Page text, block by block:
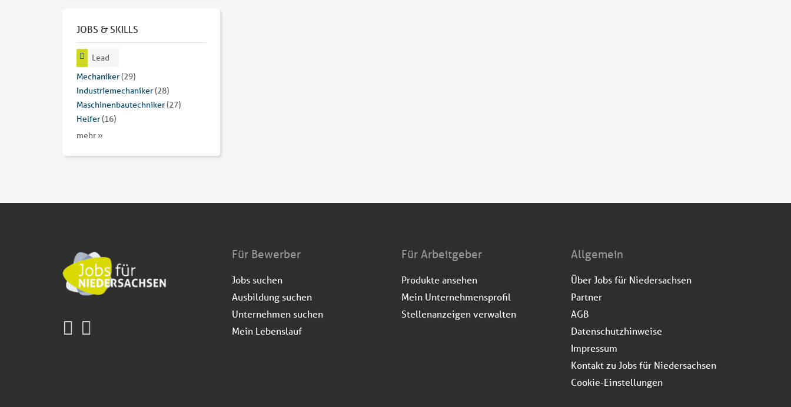
JOBS & SKILLS
Lead
Mechaniker(29)
Industriemechaniker(28)
Maschinenbautechniker(27)
Helfer(16)
mehr »
Für Bewerber
Jobs suchen
Ausbildung suchen
Unternehmen suchen
Mein Lebenslauf
Für Arbeitgeber
Produkte ansehen
Mein Unternehmensprofil
Stellenanzeigen verwalten
Allgemein
Über Jobs für Niedersachsen
Partner
AGB
Datenschutzhinweise
Impressum
Kontakt zu Jobs für Niedersachsen
Cookie-Einstellungen